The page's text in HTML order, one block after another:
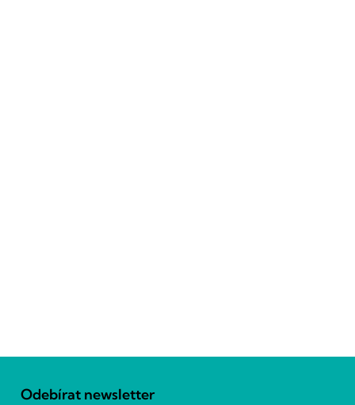
Odebírat newsletter